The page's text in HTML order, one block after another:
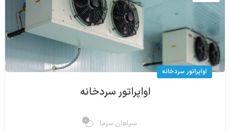
اواپراتور سردخانه
اواپراتور سردخانه
سپاهان سرما 0